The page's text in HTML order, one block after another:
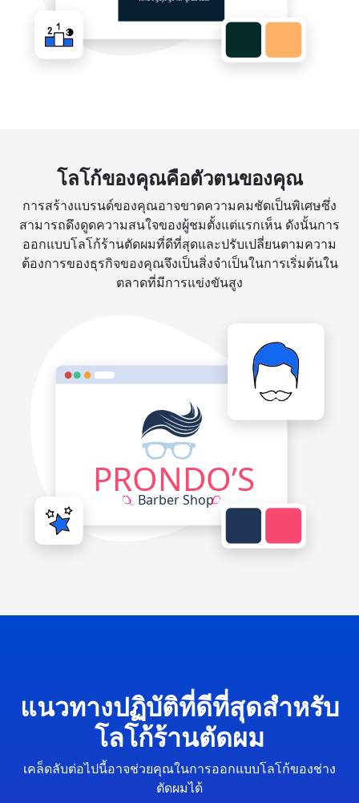
โลโก้ของคุณคือตัวตนของคุณ
การสร้างแบรนด์ของคุณอาจขาดความคมชัดเป็นพิเศษซึ่ง
สามารถดึงดูดความสนใจของผู้ชมตั้งแต่แรกเห็น ดังนั้นการ
ออกแบบโลโก้ร้านตัดผมที่ดีที่สุดและปรับเปลี่ยนตามความ
ต้องการของธุรกิจของคุณจึงเป็นสิ่งจำเป็นในการเริ่มต้นใน
ตลาดที่มีการแข่งขันสูง
แนวทางปฏิบัติที่ดีที่สุดสำหรับ
โลโก้ร้านตัดผม
เคล็ดลับต่อไปนี้อาจช่วยคุณในการออกแบบโลโก้ของช่าง
ตัดผมได้